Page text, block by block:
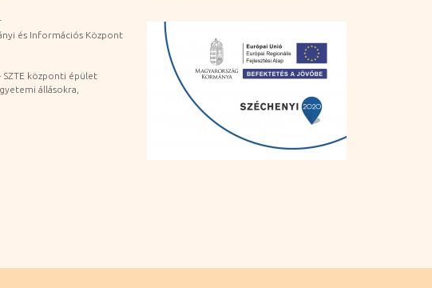
és Információs Központ
SZTE központi épület
állásokra,